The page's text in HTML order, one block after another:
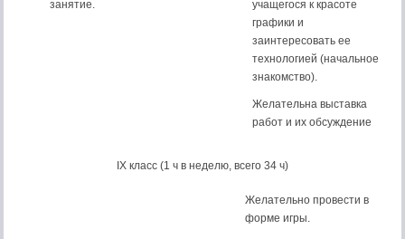
занятие.
учащегося к красоте
графики и
заинтересовать ее
технологией (начальное
знакомство).
Желательна выставка
работ и их обсуждение
IX класс (1 ч в неделю, всего 34 ч)
Желательно провести в
форме игры.